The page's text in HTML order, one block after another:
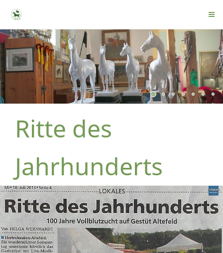
Ritte des
Jahrhunderts